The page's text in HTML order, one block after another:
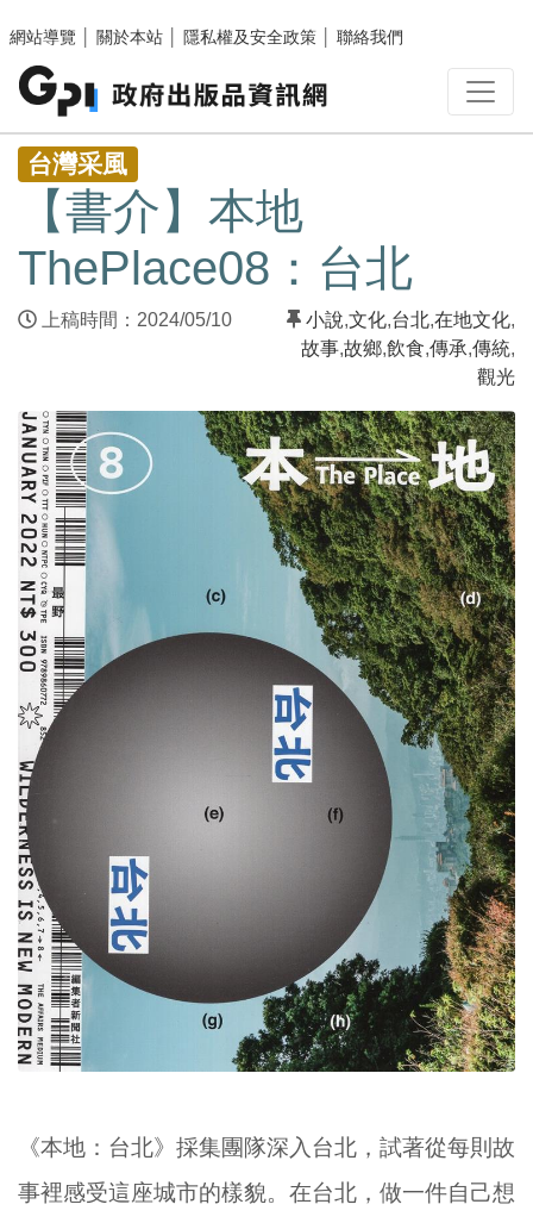
網站導覽
關於本站 隱私權及安全政策 聯絡我們
:::
台灣采風
【書介】本地
ThePlace08：台北
上稿時間：2024/05/10 小說,文化,台北,在地文化,
故事,故鄉,飲食,傳承,傳統,
觀光
《本地：台北》採集團隊深入台北，試著從每則故
事裡感受這座城市的樣貌。在台北，做一件自己想